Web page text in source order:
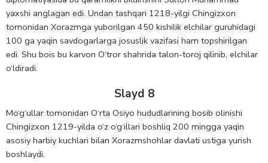
yaxshi anglagan edi. Undan tashqari 1218-yilgi Chingizxon
tomonidan Xorazmga yuborilgan 450 kishilik elchilar guruhidagi
100 ga yaqin savdogarlarga josuslik vazifasi ham topshirilgan
edi. Shu bois bu karvon O‘tror shahrida talon-toroj qilinib, elchilar
o‘ldiradi.
Slayd 8
Mo‘g‘ullar tomonidan O‘rta Osiyo hududlarining bosib olinishi
Chingizxon 1219-yilda o‘z o‘g‘illari boshliq 200 mingga yaqin
asosiy harbiy kuchlari bilan Xorazmshohlar davlati ustiga yurish
boshlaydi.